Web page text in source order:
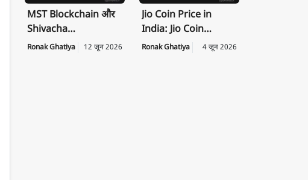
MST Blockchain और
Shivacha
Technologies के बीच
Ronak Ghatiya 12 जून 2026
Jio Coin Price in
India: Jio Coin
Launch Date, Price
Ronak Ghatiya 4 जून 2026